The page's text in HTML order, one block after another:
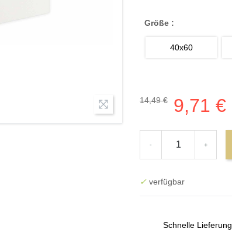
Größe :
40x60
14,49 € 9,71 €
- +
✓ verfügbar
Schnelle Lieferung